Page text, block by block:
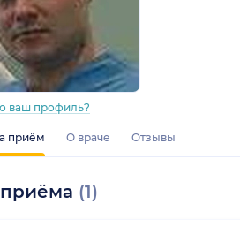
ваш профиль?
приём О враче Отзывы
(1)